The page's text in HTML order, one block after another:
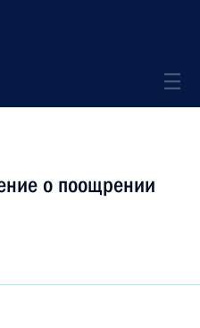
о поощрении